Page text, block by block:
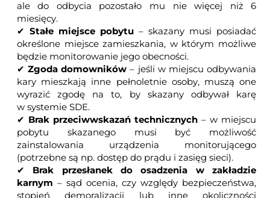
ale do odbycia pozostało mu nie więcej niż 6
miesięcy.
✔ Stałe miejsce pobytu – skazany musi posiadać
określone miejsce zamieszkania, w którym możliwe
będzie monitorowanie jego obecności.
✔Zgoda domowników – jeśli w miejscu odbywania
kary mieszkają inne pełnoletnie osoby, muszą one
wyrazić zgodę na to, by skazany odbywał karę
w systemie SDE.
✔ Brak przeciwwskazań technicznych – w miejscu
pobytu skazanego musi być możliwość
zainstalowania urządzenia monitorującego
(potrzebne są np. dostęp do prądu i zasięg sieci).
✔ Brak przesłanek do osadzenia w zakładzie
karnym – sąd ocenia, czy względy bezpieczeństwa,
stopień demoralizacji lub inne okoliczności